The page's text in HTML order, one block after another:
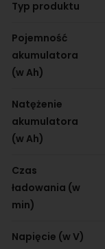
Typ produktu
Pojemność
akumulatora
(w Ah)
Natężenie
akumulatora
(w Ah)
Czas
ładowania (w
min)
Napięcie (w V)